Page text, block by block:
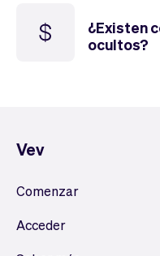
¿Existen
ocultos?
Vev
Comenzar
Acceder